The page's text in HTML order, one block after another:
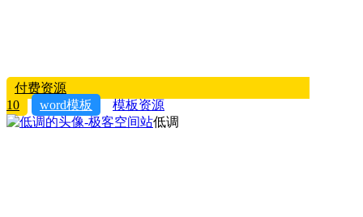
付费资源
10
word模板
模板资源
低调